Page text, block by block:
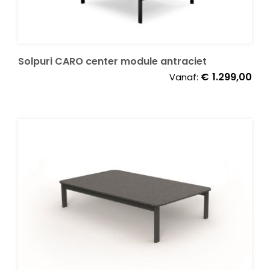
Solpuri CARO center module antraciet
Vanaf: € 1.299,00